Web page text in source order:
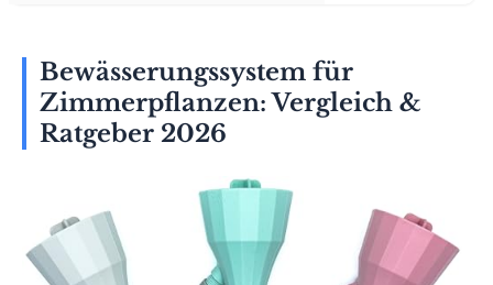
Bewässerungssystem für
Zimmerpflanzen: Vergleich &
Ratgeber 2026